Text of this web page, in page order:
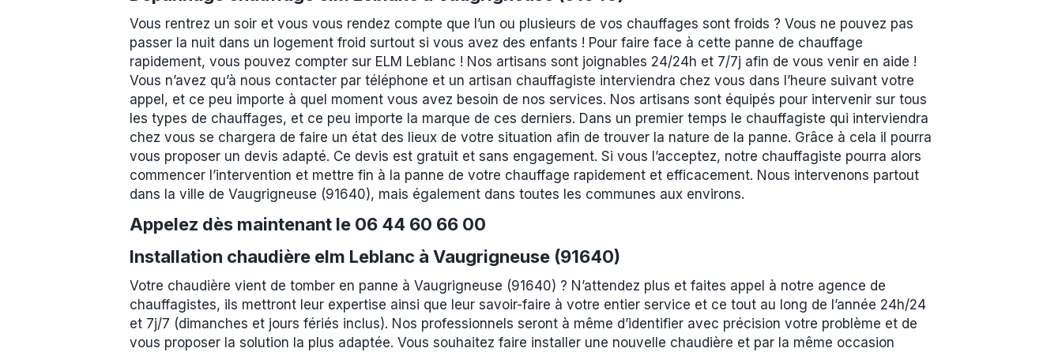
Vous rentrez un soir et vous vous rendez compte que l’un ou plusieurs de vos chauffages sont froids ? Vous ne pouvez pas
passer la nuit dans un logement froid surtout si vous avez des enfants ! Pour faire face à cette panne de chauffage
rapidement, vous pouvez compter sur ELM Leblanc ! Nos artisans sont joignables 24/24h et 7/7j afin de vous venir en aide !
Vous n’avez qu’à nous contacter par téléphone et un artisan chauffagiste interviendra chez vous dans l’heure suivant votre
appel, et ce peu importe à quel moment vous avez besoin de nos services. Nos artisans sont équipés pour intervenir sur tous
les types de chauffages, et ce peu importe la marque de ces derniers. Dans un premier temps le chauffagiste qui interviendra
chez vous se chargera de faire un état des lieux de votre situation afin de trouver la nature de la panne. Grâce à cela il pourra
vous proposer un devis adapté. Ce devis est gratuit et sans engagement. Si vous l’acceptez, notre chauffagiste pourra alors
commencer l’intervention et mettre fin à la panne de votre chauffage rapidement et efficacement. Nous intervenons partout
dans la ville de Vaugrigneuse (91640), mais également dans toutes les communes aux environs.
Appelez dès maintenant le 06 44 60 66 00
Installation chaudière elm Leblanc à Vaugrigneuse (91640)
Votre chaudière vient de tomber en panne à Vaugrigneuse (91640) ? N’attendez plus et faites appel à notre agence de
chauffagistes, ils mettront leur expertise ainsi que leur savoir-faire à votre entier service et ce tout au long de l’année 24h/24
et 7j/7 (dimanches et jours fériés inclus). Nos professionnels seront à même d’identifier avec précision votre problème et de
vous proposer la solution la plus adaptée. Vous souhaitez faire installer une nouvelle chaudière et par la même occasion